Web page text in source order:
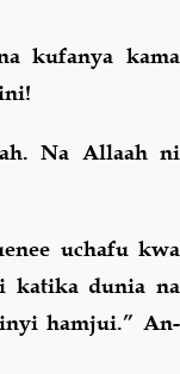
kufanya kama
Na Allaah ni
uchafu kwa
katika dunia na
hamjui.” An-